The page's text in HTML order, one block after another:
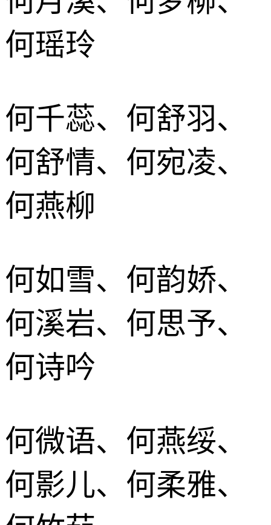
何瑶玲
何千蕊、何舒羽、
何舒情、何宛凌、
何燕柳
何如雪、何韵娇、
何溪岩、何思予、
何诗吟
何微语、何燕绥、
何影儿、何柔雅、